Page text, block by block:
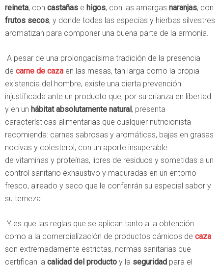
reineta, con castañas e higos, con las amargas naranjas, con
frutos secos, y donde todas las especias y hierbas silvestres
aromatizan para componer una buena parte de la armonía.
A pesar de una prolongadísima tradición de la presencia
de carne de caza en las mesas, tan larga como la propia
existencia del hombre, existe una cierta prevención
injustificada ante un producto que, por su crianza en libertad
y en un hábitat absolutamente natural, presenta
características alimentarias que cualquier nutricionista
recomienda: carnes sabrosas y aromáticas, bajas en grasas
nocivas y colesterol, con un aporte insuperable
de vitaminas y proteínas, libres de residuos y sometidas a un
control sanitario exhaustivo y maduradas en un entorno
fresco, aireado y seco que le conferirán su especial sabor y
su terneza.
Y es que las reglas que se aplican tanto a la obtención
como a la comercialización de productos cárnicos de caza
son extremadamente estrictas, normas sanitarias que
certifican la calidad del producto y la seguridad para el